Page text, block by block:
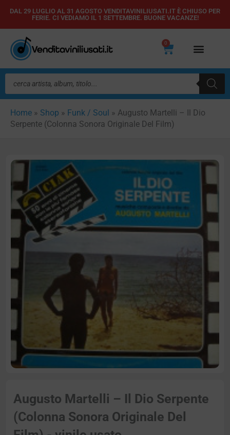
Vai
contenuto
DAL 29 LUGLIO AL 31 AGOSTO VENDITAVINILIUSATI.IT È CHIUSO PER
FERIE. CI VEDIAMO IL 1 SETTEMBRE. BUONE VACANZE!
0
Carrello
Ricerca
prodotti
Home » Shop » Funk / Soul » Augusto Martelli – Il Dio
Serpente (Colonna Sonora Originale Del Film)
Augusto Martelli – Il Dio Serpente
(Colonna Sonora Originale Del